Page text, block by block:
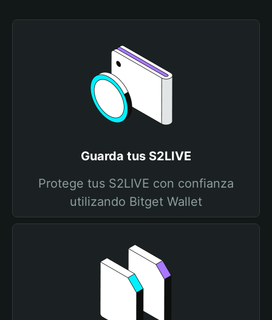
Guarda tus S2LIVE
Protege tus S2LIVE con confianza
utilizando Bitget Wallet